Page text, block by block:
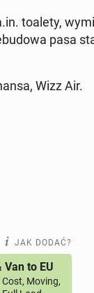
toalety,
pasa
Wizz Air.
JAK DODAĆ?
to EU
Moving,